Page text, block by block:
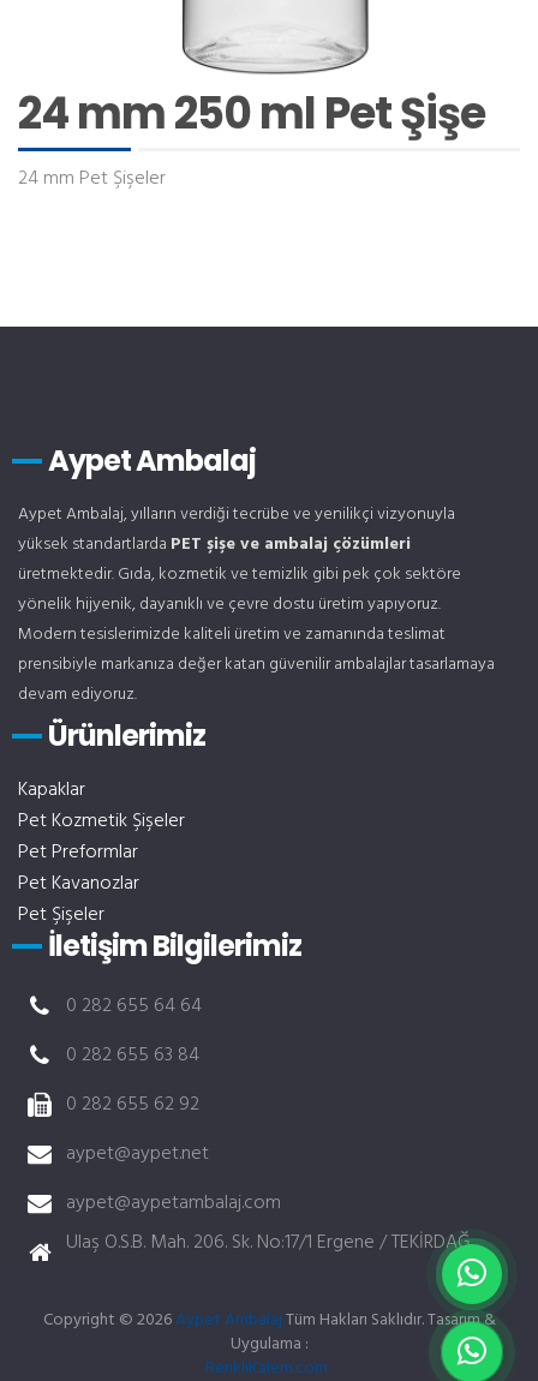
24 mm 250 ml Pet Şişe
24 mm Pet Şişeler
Aypet Ambalaj
Aypet Ambalaj, yılların verdiği tecrübe ve yenilikçi vizyonuyla
yüksek standartlarda PET şişe ve ambalaj çözümleri
üretmektedir. Gıda, kozmetik ve temizlik gibi pek çok sektöre
yönelik hijyenik, dayanıklı ve çevre dostu üretim yapıyoruz.
Modern tesislerimizde kaliteli üretim ve zamanında teslimat
prensibiyle markanıza değer katan güvenilir ambalajlar tasarlamaya
devam ediyoruz.
Ürünlerimiz
Kapaklar
Pet Kozmetik Şişeler
Pet Preformlar
Pet Kavanozlar
Pet Şişeler
İletişim Bilgilerimiz
0 282 655 64 64
0 282 655 63 84
0 282 655 62 92
aypet@aypet.net
aypet@aypetambalaj.com
Ulaş O.S.B. Mah. 206. Sk. No:17/1 Ergene / TEKİRDAĞ
Copyright © 2026Aypet AmbalajTüm Hakları Saklıdır. Tasarım &
Uygulama :
çorlu web tasarım